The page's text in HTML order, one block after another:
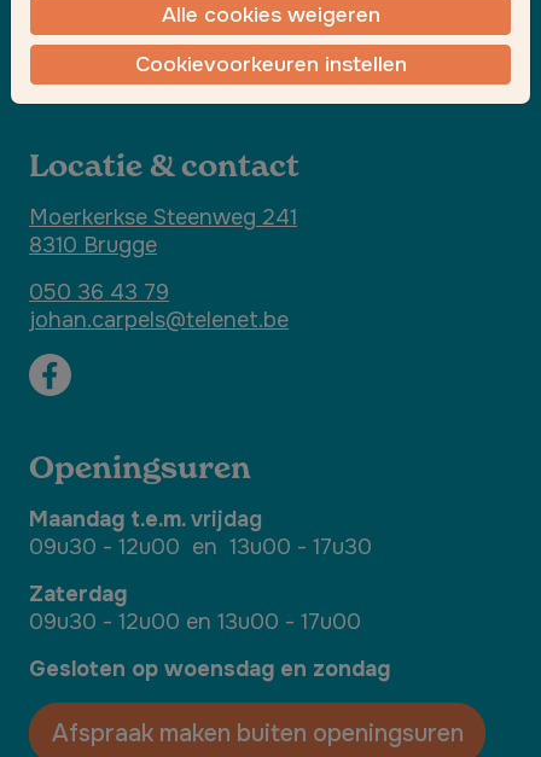
Showroom en contact
Afspraak maken
Locatie & contact
Moerkerkse Steenweg 241
8310 Brugge
050 36 43 79
johan.carpels@telenet.be
Openingsuren
Maandag t.e.m.vrijdag
09u30 - 12u00 en 13u00 - 17u30
Zaterdag
09u30 - 12u00 en 13u00 - 17u00
Gesloten op woensdag en zondag
Afspraak maken buiten openingsuren
Alle cookies weigeren
Cookievoorkeuren instellen